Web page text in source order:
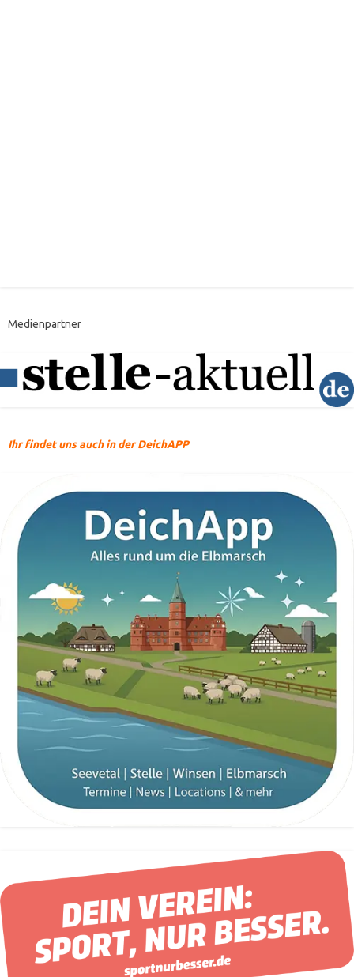
Medienpartner
Ihr findet uns auch in der DeichAPP